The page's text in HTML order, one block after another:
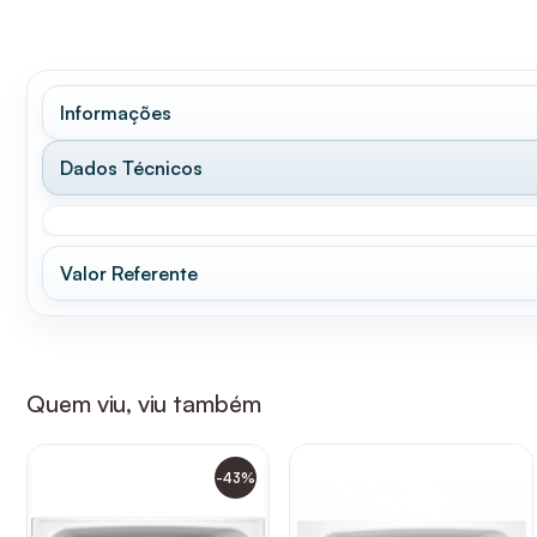
Informações
Dados Técnicos
Valor Referente
Quem viu, viu também
-43%